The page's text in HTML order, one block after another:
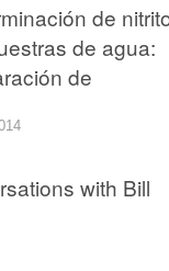
de
de agua:
de
with Bill